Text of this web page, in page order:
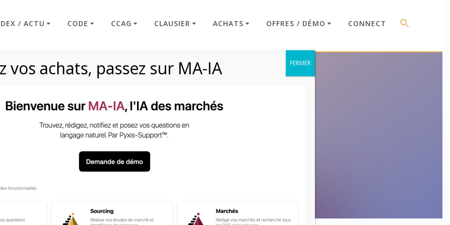
/ ACTU CODE CCAG CLAUSIER ACHATS OFFRES / DÉMO CONNECT
d’exclusion (Clauses)
Code : Commande Publique
vos achats, passez sur MA-IA FERMER